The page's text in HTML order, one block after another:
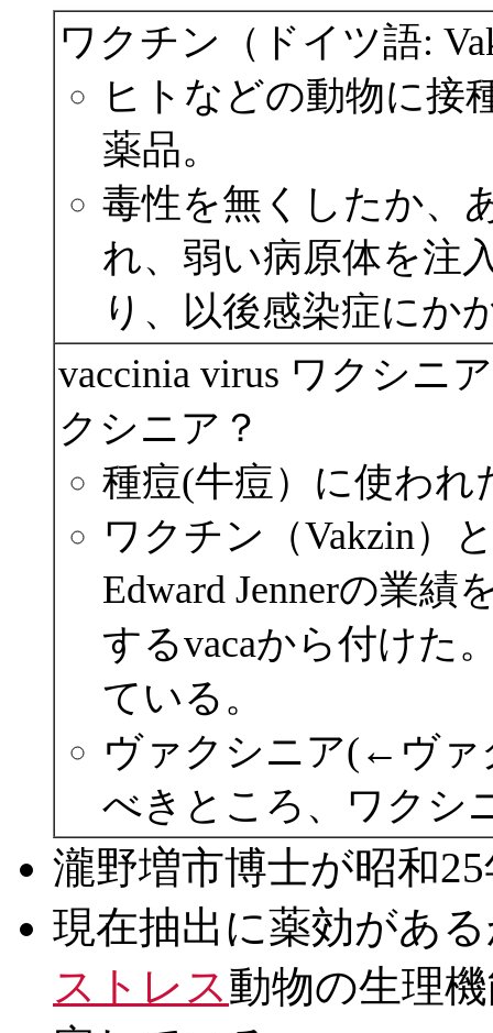
ワクチン（ドイツ語:
ヒトなどの動物に接
薬品。
毒性を無くしたか、
れ、弱い病原体を注
り、以後感染症にか
vaccinia virus ワクシ
クシニア？
種痘(牛痘）に使われ
ワクチン（Vakzin）
Edward Jennerの業
するvacaから付けた
ている。
ヴァクシニア(←ヴァ
べきところ、ワクシ
瀧野増市博士が昭和
現在抽出に薬効があ
ストレス動物の生理